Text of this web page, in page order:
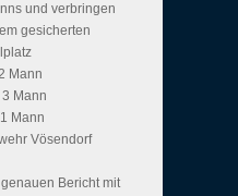
und verbringen
gesicherten
Mann
3 Mann
Mann
Vösendorf
Bericht mit